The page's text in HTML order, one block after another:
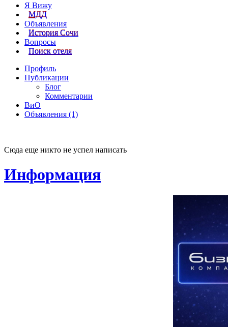
Я Вижу
МДД
Объявления
История Сочи
Вопросы
Поиск отеля
Профиль
Публикации
Блог
Комментарии
ВиО
Объявления (1)
Сюда еще никто не успел написать
Информация